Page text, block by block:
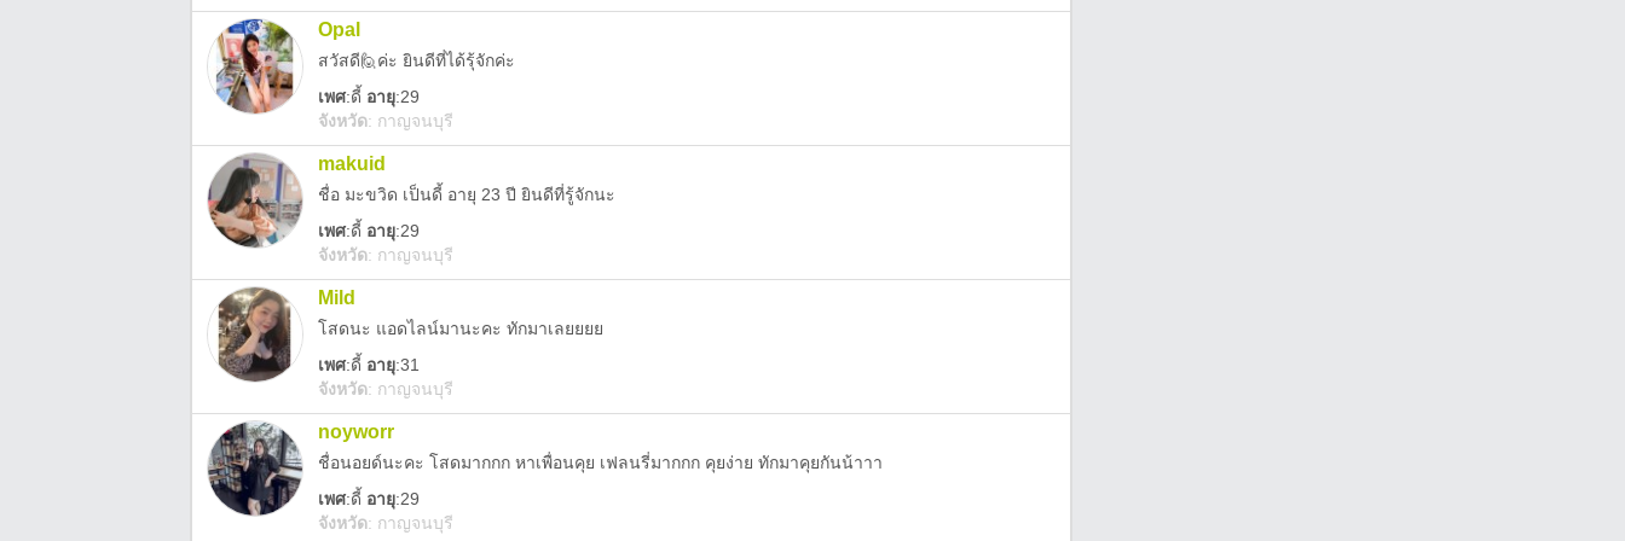
Opal
สวัสดี🙋ค่ะ ยินดีที่ได้รุ้จักค่ะ
เพศ:ดี้ อายุ:29
จังหวัด: กาญจนบุรี
makuid
ชื่อ มะขวิด เป็นดี้ อายุ 23 ปี ยินดีที่รู้จักนะ
เพศ:ดี้ อายุ:29
จังหวัด: กาญจนบุรี
Mild
โสดนะ แอดไลน์มานะคะ ทักมาเลยยยย
เพศ:ดี้ อายุ:31
จังหวัด: กาญจนบุรี
noyworr
ชื่อนอยด์นะคะ โสดมากกก หาเพื่อนคุย เฟลนรี่มากกก คุยง่าย ทักมาคุยกันน้าาา
เพศ:ดี้ อายุ:29
จังหวัด: กาญจนบุรี